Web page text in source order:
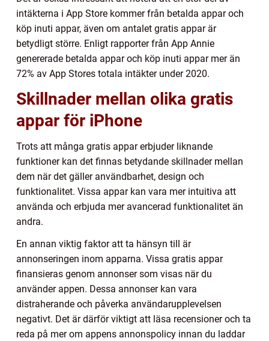
intäkterna i App Store kommer från betalda appar och
köp inuti appar, även om antalet gratis appar är
betydligt större. Enligt rapporter från App Annie
genererade betalda appar och köp inuti appar mer än
72% av App Stores totala intäkter under 2020.
Skillnader mellan olika gratis
appar för iPhone
Trots att många gratis appar erbjuder liknande
funktioner kan det finnas betydande skillnader mellan
dem när det gäller användbarhet, design och
funktionalitet. Vissa appar kan vara mer intuitiva att
använda och erbjuda mer avancerad funktionalitet än
andra.
En annan viktig faktor att ta hänsyn till är
annonseringen inom apparna. Vissa gratis appar
finansieras genom annonser som visas när du
använder appen. Dessa annonser kan vara
distraherande och påverka användarupplevelsen
negativt. Det är därför viktigt att läsa recensioner och ta
reda på mer om appens annonspolicy innan du laddar